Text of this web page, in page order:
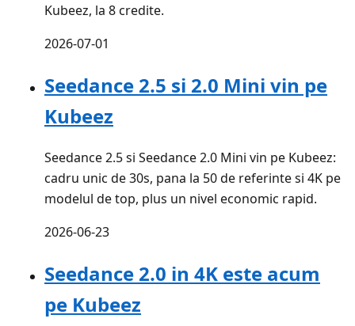
Kubeez, la 8 credite.
2026-07-01
Seedance 2.5 si 2.0 Mini vin pe
Kubeez
Seedance 2.5 si Seedance 2.0 Mini vin pe Kubeez:
cadru unic de 30s, pana la 50 de referinte si 4K pe
modelul de top, plus un nivel economic rapid.
2026-06-23
Seedance 2.0 in 4K este acum
pe Kubeez